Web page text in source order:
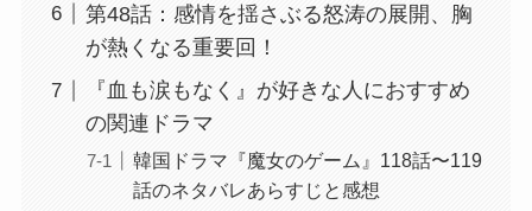
第48話：感情を揺さぶる怒涛の展開、胸
が熱くなる重要回！
『血も涙もなく』が好きな人におすすめ
の関連ドラマ
韓国ドラマ『魔女のゲーム』118話〜119
話のネタバレあらすじと感想